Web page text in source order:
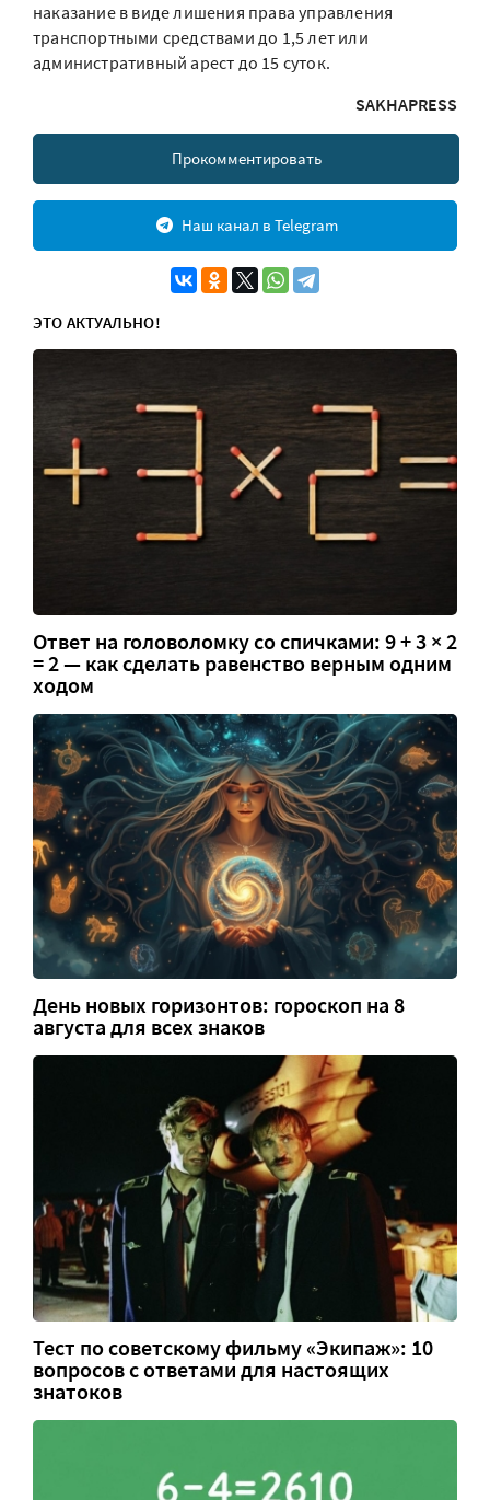
наказание в виде лишения права управления
транспортными средствами до 1,5 лет или
административный арест до 15 суток.
SAKHAPRESS
Прокомментировать
Наш канал в Telegram
ЭТО АКТУАЛЬНО!
Ответ на головоломку со спичками: 9 + 3 × 2
= 2 — как сделать равенство верным одним
ходом
День новых горизонтов: гороскоп на 8
августа для всех знаков
Тест по советскому фильму «Экипаж»: 10
вопросов с ответами для настоящих
знатоков